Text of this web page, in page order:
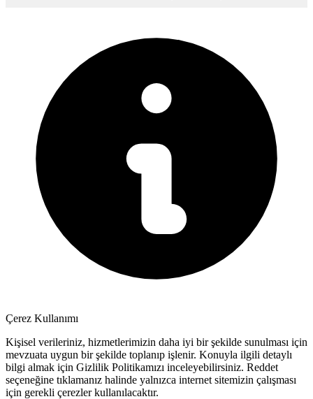
Çerez Kullanımı
Kişisel verileriniz, hizmetlerimizin daha iyi bir şekilde sunulması için
mevzuata uygun bir şekilde toplanıp işlenir. Konuyla ilgili detaylı
bilgi almak için Gizlilik Politikamızı inceleyebilirsiniz. Reddet
seçeneğine tıklamanız halinde yalnızca internet sitemizin çalışması
için gerekli çerezler kullanılacaktır.